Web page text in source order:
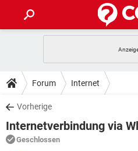
ANDROID
WINDOWS 10
WHATSAPP
FACEBOOK
TIPPS & TRICKS
SPIELE
WINDOWS 10
DOWNLOADS
SPIELE
ANDROID
FORUM
Forum Internet
Vorherige
Internetverbindung via
Geschlossen